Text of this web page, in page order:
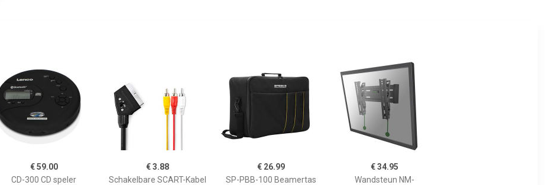
€ 59.00
CD-300 CD speler
€ 3.88
Schakelbare SCART-Kabel
€ 26.99
SP-PBB-100 Beamertas
€ 34.95
Wandsteun NM-